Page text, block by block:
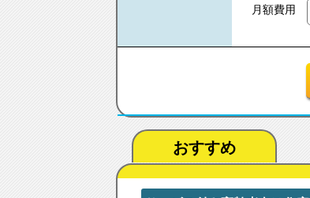
月額費用
おすすめ